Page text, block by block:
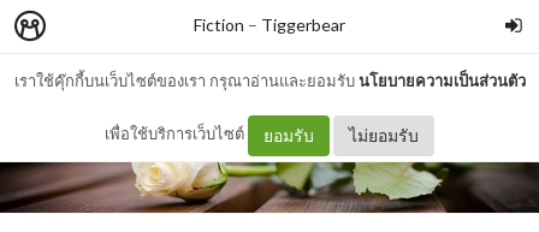
เราใช้คุ๊กกี้บนเว็บไซต์ของเรา กรุณาอ่านและยอมรับนโยบายความเป็นส่วนตัว
เพื่อใช้บริการเว็บไซต์ ยอมรับ ไม่ยอมรับ
Fiction – Tiggerbear